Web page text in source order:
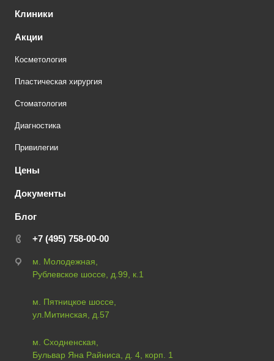
Клиники
Акции
Косметология
Пластическая хирургия
Стоматология
Диагностика
Привилегии
Цены
Документы
Блог
+7 (495) 758-00-00
м. Молодежная,
Рублевское шоссе, д.99, к.1
м. Пятницкое шоссе,
ул.Митинская, д.57
м. Сходненская,
Бульвар Яна Райниса, д. 4, корп. 1